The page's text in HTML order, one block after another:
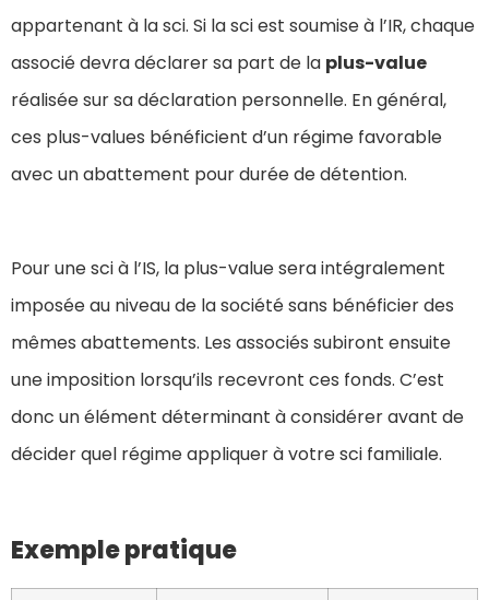
appartenant à la sci. Si la sci est soumise à l’IR, chaque
associé devra déclarer sa part de la plus-value
réalisée sur sa déclaration personnelle. En général,
ces plus-values bénéficient d’un régime favorable
avec un abattement pour durée de détention.
Pour une sci à l’IS, la plus-value sera intégralement
imposée au niveau de la société sans bénéficier des
mêmes abattements. Les associés subiront ensuite
une imposition lorsqu’ils recevront ces fonds. C’est
donc un élément déterminant à considérer avant de
décider quel régime appliquer à votre sci familiale.
Exemple pratique